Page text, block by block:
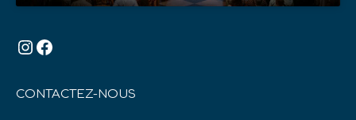
Instagram
Facebook
CONTACTEZ-NOUS